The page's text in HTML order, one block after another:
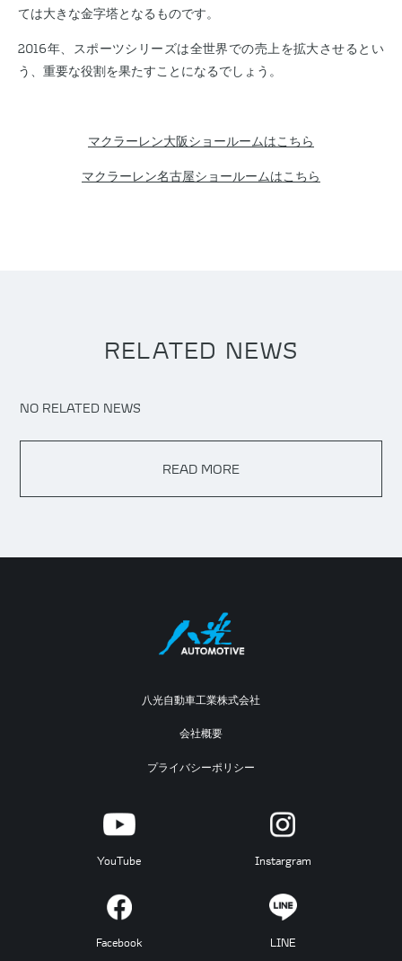
ては大きな金字塔となるものです。
2016年、スポーツシリーズは全世界での売上を拡大させるとい
う、重要な役割を果たすことになるでしょう。
マクラーレン大阪ショールームはこちら
マクラーレン名古屋ショールームはこちら
RELATED NEWS
NO RELATED NEWS
READ MORE
八光自動車工業株式会社
会社概要
プライバシーポリシー
YouTube Instargram
Facebook LINE